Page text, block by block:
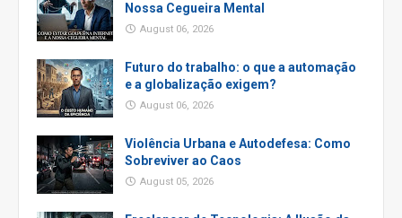
Nossa Cegueira Mental
August 06, 2026
Futuro do trabalho: o que a automação
e a globalização exigem?
August 06, 2026
Violência Urbana e Autodefesa: Como
Sobreviver ao Caos
August 05, 2026